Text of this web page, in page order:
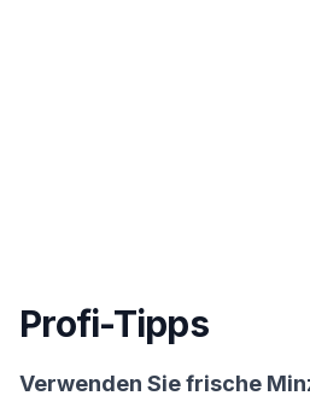
Profi-Tipps
Verwenden Sie frische